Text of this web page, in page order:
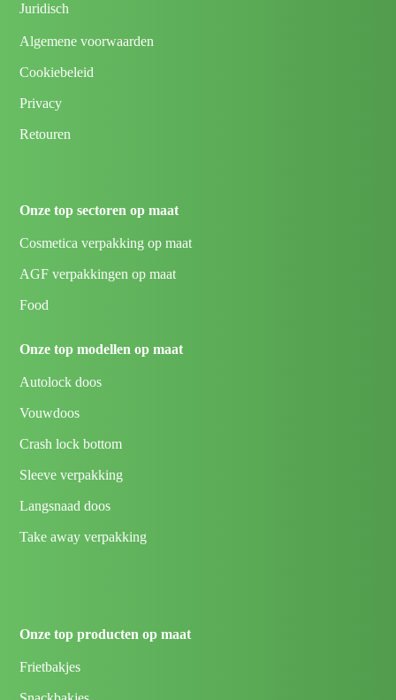
Juridisch
Algemene voorwaarden
Cookiebeleid
Privacy
Retouren
Onze top sectoren op maat
Cosmetica verpakking op maat
AGF verpakkingen op maat
Food
Onze top modellen op maat
Autolock doos
Vouwdoos
Crash lock bottom
Sleeve verpakking
Langsnaad doos
Take away verpakking
Onze top producten op maat
Frietbakjes